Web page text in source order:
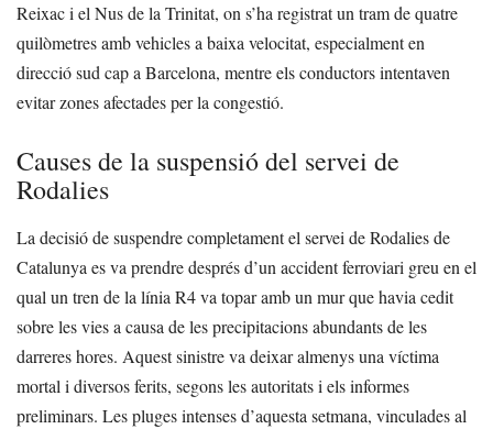
Reixac i el Nus de la Trinitat, on s’ha registrat un tram de quatre
quilòmetres amb vehicles a baixa velocitat, especialment en
direcció sud cap a Barcelona, mentre els conductors intentaven
evitar zones afectades per la congestió.
Causes de la suspensió del servei de
Rodalies
La decisió de suspendre completament el servei de Rodalies de
Catalunya es va prendre després d’un accident ferroviari greu en el
qual un tren de la línia R4 va topar amb un mur que havia cedit
sobre les vies a causa de les precipitacions abundants de les
darreres hores. Aquest sinistre va deixar almenys una víctima
mortal i diversos ferits, segons les autoritats i els informes
preliminars. Les pluges intenses d’aquesta setmana, vinculades al